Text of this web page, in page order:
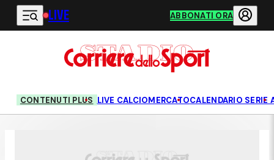
Vai al contenuto principale
LIVE ABBONATI ORA
CONTENUTI PLUS LIVE CALCIOMERCATOCALENDARIO SERIE